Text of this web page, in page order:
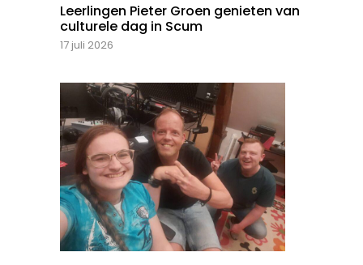
Leerlingen Pieter Groen genieten van
culturele dag in Scum
17 juli 2026